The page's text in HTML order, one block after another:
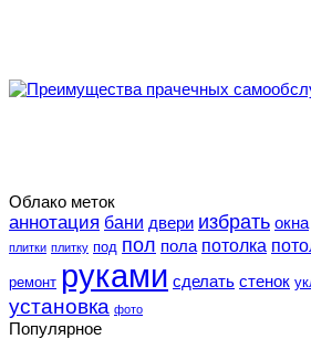
Облако меток
аннотация бани двери избрать окна
плитки плитку под пол пола потолка
ремонт руками сделать стенок
установка фото
Популярное